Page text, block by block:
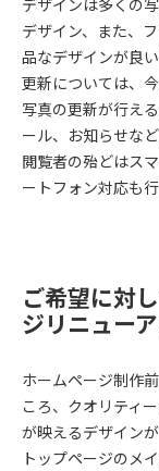
デザインは多くの
デザイン、また、
品なデザインが良
更新については、
写真の更新が行え
ール、お知らせな
閲覧者の殆どはス
ートフォン対応も
ご希望に対
ジリニュー
ホームページ制作
ころ、クオリティ
が映えるデザイン
トップページのメ